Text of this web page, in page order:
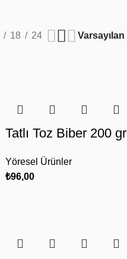
18 24
Tatlı Toz Biber 200 gr
Yöresel Ürünler
₺96,00